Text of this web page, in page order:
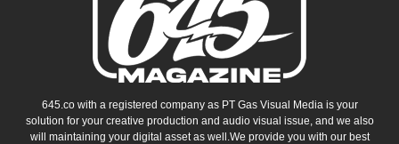
645.co with a registered company as PT Gas Visual Media is your
solution for your creative production and audio visual issue, and we also
will maintaining your digital asset as well.We provide you with our best